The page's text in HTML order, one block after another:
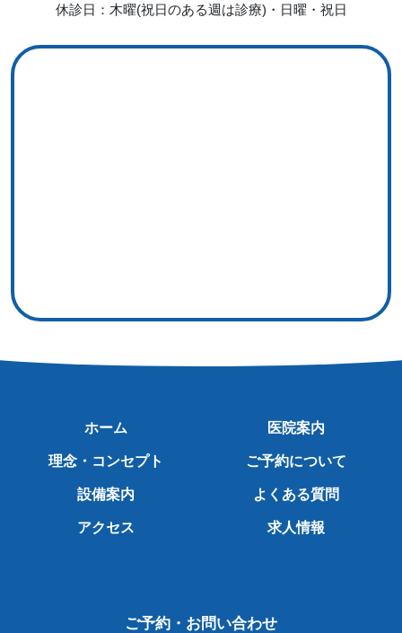
休診日：木曜(祝日のある週は診療)・日曜・祝日
ホーム 医院案内
理念・コンセプト ご予約について
設備案内 よくある質問
アクセス 求人情報
ご予約・お問い合わせ